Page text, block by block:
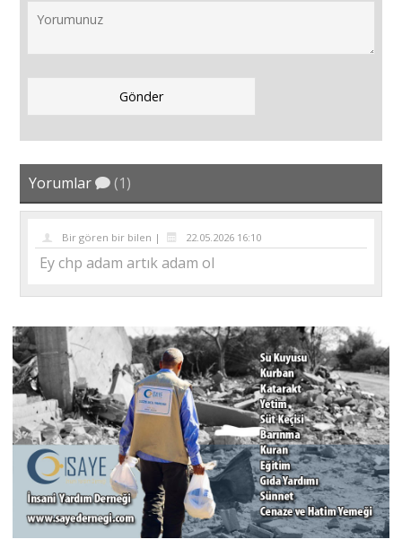
Yorumlar (1)
Bir gören bir bilen | 22.05.2026 16:10
Ey chp adam artık adam ol